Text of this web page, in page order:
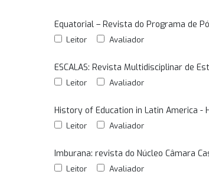
Equatorial – Revista do Programa de
Leitor Avaliador
ESCALAS: Revista Multidisciplinar de
Leitor Avaliador
History of Education in Latin America -
Leitor Avaliador
Imburana: revista do Núcleo Câmara
Leitor Avaliador